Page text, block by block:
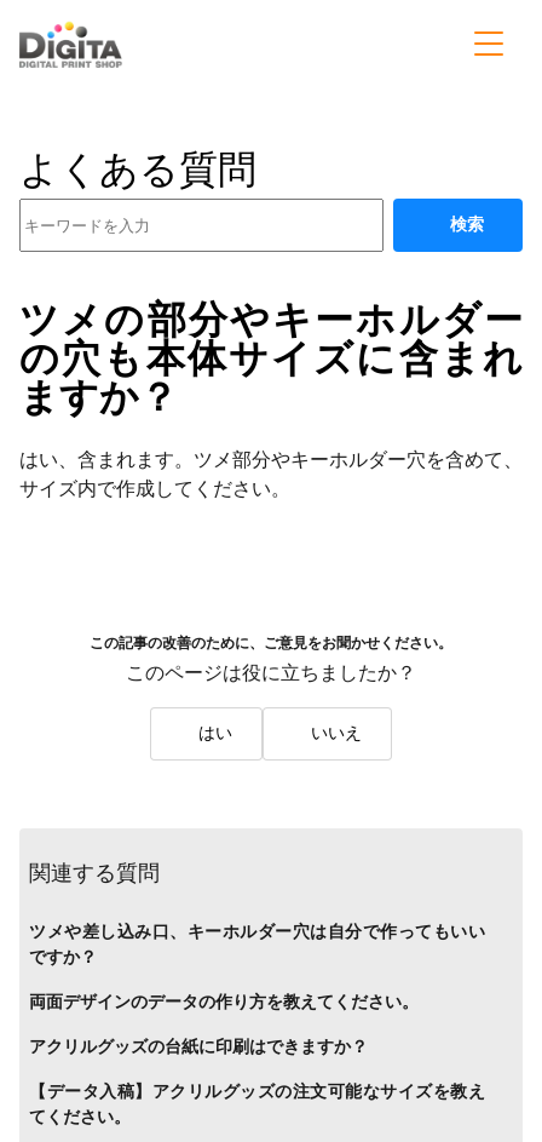
よくある質問
検索
関連する質問
ツメや差し込み口、キーホルダー穴は自分で作ってもいい
ですか？
両面デザインのデータの作り方を教えてください。
アクリルグッズの台紙に印刷はできますか？
【データ入稿】アクリルグッズの注文可能なサイズを教え
てください。
ツメの部分やキーホルダー
の穴も本体サイズに含まれ
ますか？
はい、含まれます。ツメ部分やキーホルダー穴を含めて、
サイズ内で作成してください。
この記事の改善のために、ご意見をお聞かせください。
このページは役に立ちましたか？
はい いいえ